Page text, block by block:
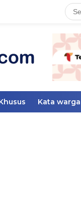
Kata warga